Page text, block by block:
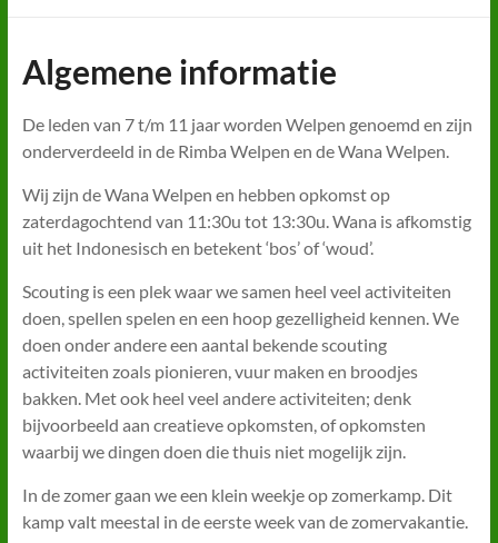
Algemene informatie
De leden van 7 t/m 11 jaar worden Welpen genoemd en zijn
onderverdeeld in de Rimba Welpen en de Wana Welpen.
Wij zijn de Wana Welpen en hebben opkomst op
zaterdagochtend van 11:30u tot 13:30u. Wana is afkomstig
uit het Indonesisch en betekent ‘bos’ of ‘woud’.
Scouting is een plek waar we samen heel veel activiteiten
doen, spellen spelen en een hoop gezelligheid kennen. We
doen onder andere een aantal bekende scouting
activiteiten zoals pionieren, vuur maken en broodjes
bakken. Met ook heel veel andere activiteiten; denk
bijvoorbeeld aan creatieve opkomsten, of opkomsten
waarbij we dingen doen die thuis niet mogelijk zijn.
In de zomer gaan we een klein weekje op zomerkamp. Dit
kamp valt meestal in de eerste week van de zomervakantie.